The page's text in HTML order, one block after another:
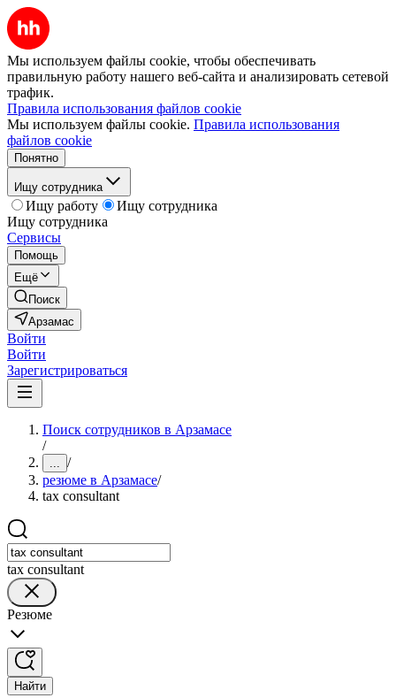
Мы используем файлы cookie, чтобы обеспечивать
правильную работу нашего веб-сайта и анализировать сетевой
трафик.
Правила использования файлов cookie
Мы используем файлы cookie. Правила использования
файлов cookie
Понятно
Ищу сотрудника
Ищу работу
Ищу сотрудника
Ищу сотрудника
Сервисы
Помощь
Ещё
Поиск
Арзамас
Войти
Войти
Зарегистрироваться
Поиск сотрудников в Арзамасе
/
... /
резюме в Арзамасе/
tax consultant
tax consultant
Резюме
Найти